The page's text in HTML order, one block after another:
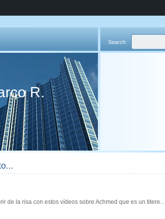
Search:
R.
de la risa con estos vídeos sobre Achmed que es un titere...